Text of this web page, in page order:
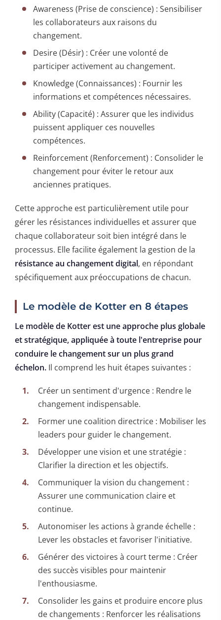
Awareness (Prise de conscience) : Sensibiliser
les collaborateurs aux raisons du
changement.
Desire (Désir) : Créer une volonté de
participer activement au changement.
Knowledge (Connaissances) : Fournir les
informations et compétences nécessaires.
Ability (Capacité) : Assurer que les individus
puissent appliquer ces nouvelles
compétences.
Reinforcement (Renforcement) : Consolider le
changement pour éviter le retour aux
anciennes pratiques.
Cette approche est particulièrement utile pour
gérer les résistances individuelles et assurer que
chaque collaborateur soit bien intégré dans le
processus. Elle facilite également la gestion de la
résistance au changement digital, en répondant
spécifiquement aux préoccupations de chacun.
Le modèle de Kotter en 8 étapes
Le modèle de Kotter est une approche plus globale
et stratégique, appliquée à toute l'entreprise pour
conduire le changement sur un plus grand
échelon. Il comprend les huit étapes suivantes :
Créer un sentiment d'urgence : Rendre le
changement indispensable.
Former une coalition directrice : Mobiliser les
leaders pour guider le changement.
Développer une vision et une stratégie :
Clarifier la direction et les objectifs.
Communiquer la vision du changement :
Assurer une communication claire et
continue.
Autonomiser les actions à grande échelle :
Lever les obstacles et favoriser l'initiative.
Générer des victoires à court terme : Créer
des succès visibles pour maintenir
l'enthousiasme.
Consolider les gains et produire encore plus
de changements : Renforcer les réalisations